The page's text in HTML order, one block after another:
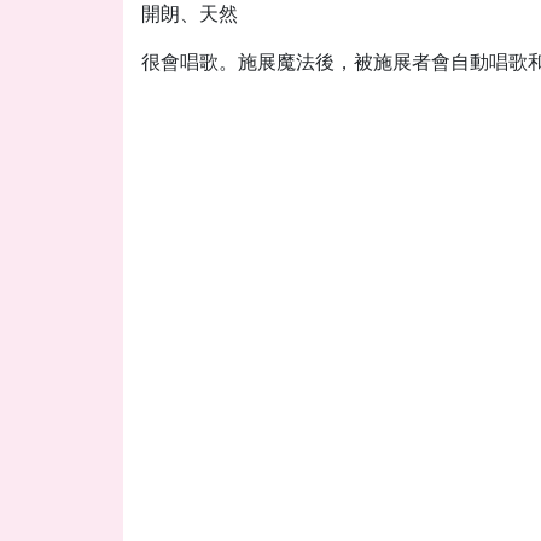
開朗、天然
很會唱歌。施展魔法後，被施展者會自動唱歌